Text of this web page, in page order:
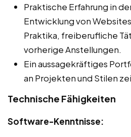
Praktische Erfahrung in
Entwicklung von
Praktika, freiberufliche
vorherige Anstellungen.
Ein aussagekräftiges
an Projekten und Stilen
Technische Fähigkeiten
Software-Kenntnisse: